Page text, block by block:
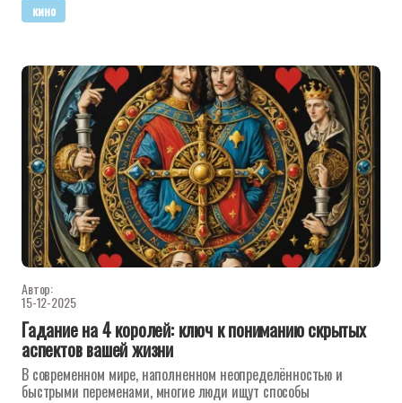
кино
Автор:
15-12-2025
Гадание на 4 королей: ключ к пониманию скрытых
аспектов вашей жизни
В современном мире, наполненном неопределённостью и
быстрыми переменами, многие люди ищут способы